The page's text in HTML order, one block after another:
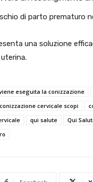
di parto prematuro
una soluzione
eseguita la conizzazione
conizzazione cervicale scopi
qui salute Qui